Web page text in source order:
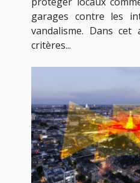
garages contre les
vandalisme. Dans cet
critères...